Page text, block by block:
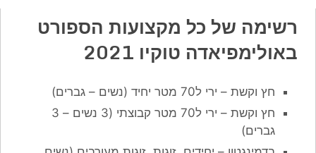
רשימה של כל מקצועות הספורט
באולימפיאדה טוקיו 2021
חץ וקשת – ירי ל70 מטר יחיד (נשים – גברים)
חץ וקשת – ירי ל70 מטר קבוצתי (3 נשים – 3
גברים)